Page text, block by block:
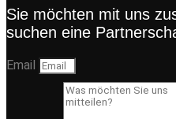
Sie möchten mit uns
suchen eine
Email